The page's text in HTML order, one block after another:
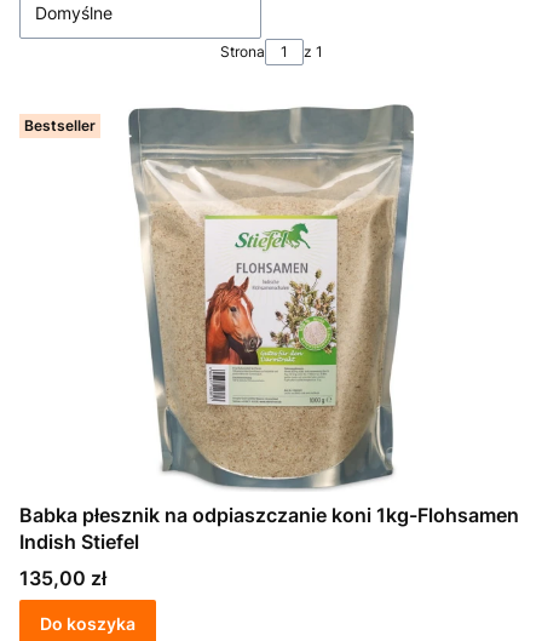
Domyślne
Strona z 1
Bestseller
Babka płesznik na odpiaszczanie koni 1kg-Flohsamen
Indish Stiefel
Cena
135,00 zł
Do koszyka